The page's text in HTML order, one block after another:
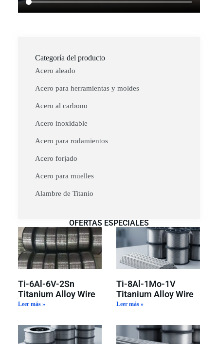
Categoría del producto
Acero aleado
Acero para herramientas y moldes
Acero al carbono
Acero inoxidable
Acero para rodamientos
Acero forjado
Acero para muelles
Alambre de Titanio
OFERTAS ESPECIALES
Ti-6Al-6V-2Sn
Titanium Alloy Wire
Leer más »
Ti-8Al-1Mo-1V
Titanium Alloy Wire
Leer más »